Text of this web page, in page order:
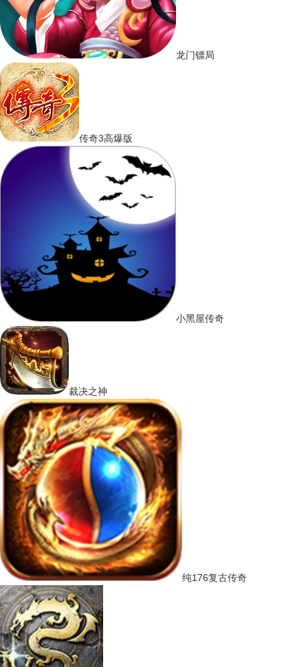
龙门镖局
传奇3高爆版
小黑屋传奇
裁决之神
纯176复古传奇